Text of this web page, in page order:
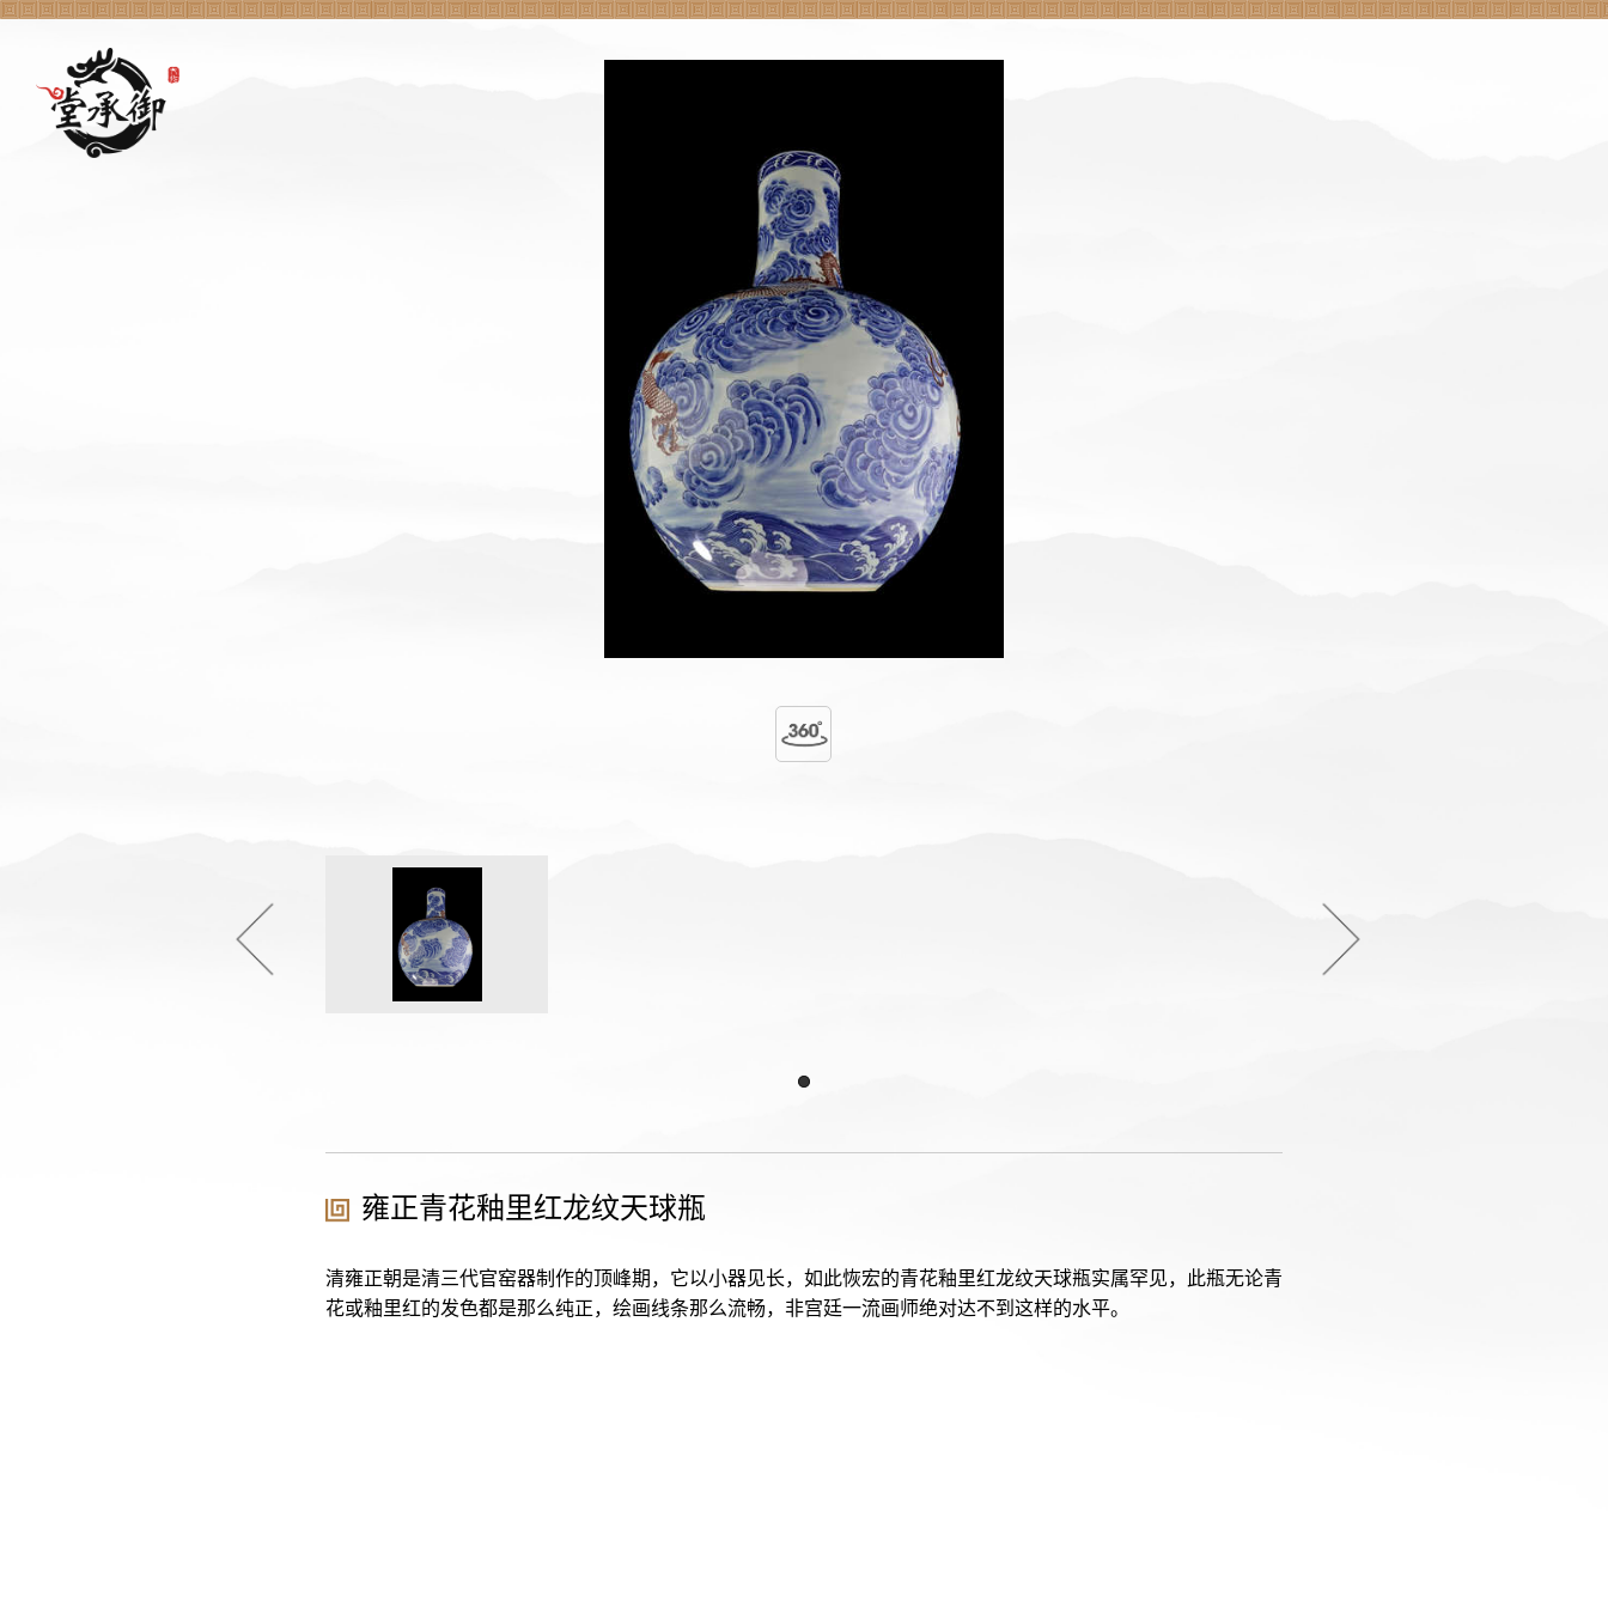
雍正青花釉里红龙纹天球瓶
清雍正朝是清三代官窑器制作的顶峰期，它以小器见长，如此恢宏的青花釉里红龙纹天球瓶实属罕见，此瓶无论青
花或釉里红的发色都是那么纯正，绘画线条那么流畅，非宫廷一流画师绝对达不到这样的水平。